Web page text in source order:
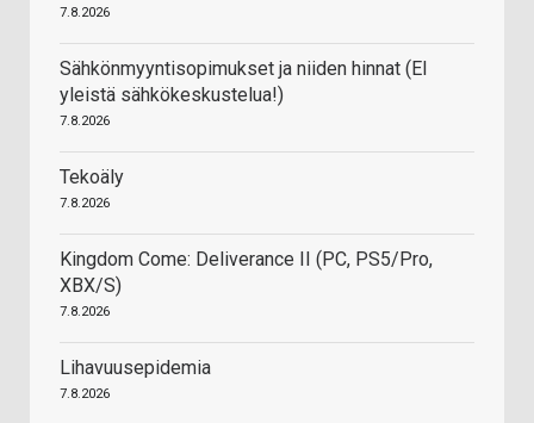
7.8.2026
Sähkönmyyntisopimukset ja niiden hinnat (EI
yleistä sähkökeskustelua!)
7.8.2026
Tekoäly
7.8.2026
Kingdom Come: Deliverance II (PC, PS5/Pro,
XBX/S)
7.8.2026
Lihavuusepidemia
7.8.2026